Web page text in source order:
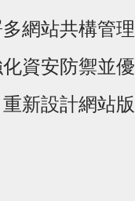
網站共構管
資安防禦並
新設計網站